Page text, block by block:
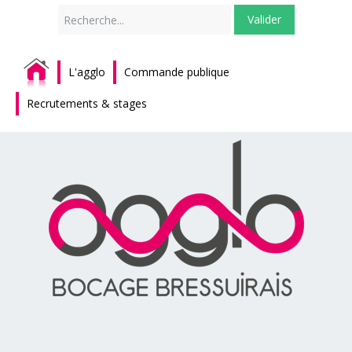
Valider
L'agglo Commande publique
Recrutements & stages